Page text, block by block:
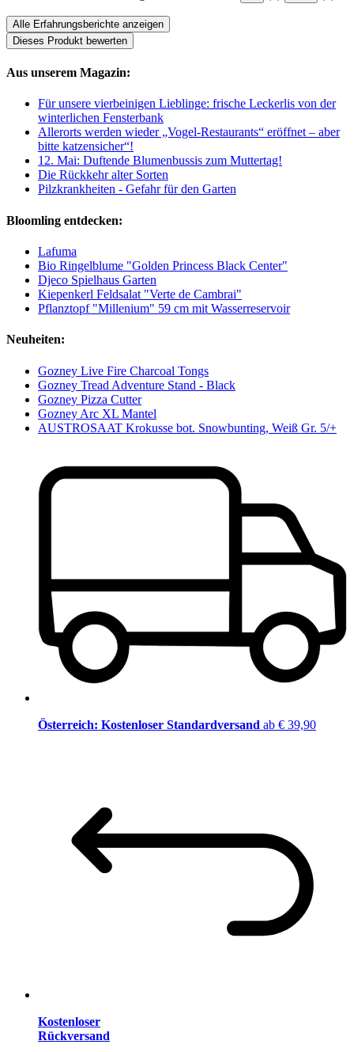
Alle Erfahrungsberichte anzeigen
Dieses Produkt bewerten
Aus unserem Magazin:
Für unsere vierbeinigen Lieblinge: frische Leckerlis von der
winterlichen Fensterbank
Allerorts werden wieder „Vogel-Restaurants“ eröffnet – aber
bitte katzensicher“!
12. Mai: Duftende Blumenbussis zum Muttertag!
Die Rückkehr alter Sorten
Pilzkrankheiten - Gefahr für den Garten
Bloomling entdecken:
Lafuma
Bio Ringelblume "Golden Princess Black Center"
Djeco Spielhaus Garten
Kiepenkerl Feldsalat "Verte de Cambrai"
Pflanztopf "Millenium" 59 cm mit Wasserreservoir
Neuheiten:
Gozney Live Fire Charcoal Tongs
Gozney Tread Adventure Stand - Black
Gozney Pizza Cutter
Gozney Arc XL Mantel
AUSTROSAAT Krokusse bot. Snowbunting, Weiß Gr. 5/+
Österreich: Kostenloser Standardversand ab € 39,90
Kostenloser
Rückversand